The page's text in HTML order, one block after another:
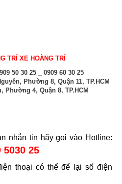
TRÍ XE HOÀNG TRÍ
50 30 25 _ 0909 60 30 25
Phường 8, Quận 11, TP.HCM
Phường 4, Quận 8, TP.HCM
nhắn tin hãy gọi vào Hotline:
5030 25
thoại có thể để lại số điện